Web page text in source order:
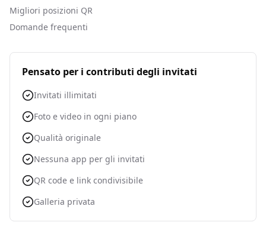
Migliori posizioni QR
Domande frequenti
Pensato per i contributi degli invitati
Invitati illimitati
Foto e video in ogni piano
Qualità originale
Nessuna app per gli invitati
QR code e link condivisibile
Galleria privata